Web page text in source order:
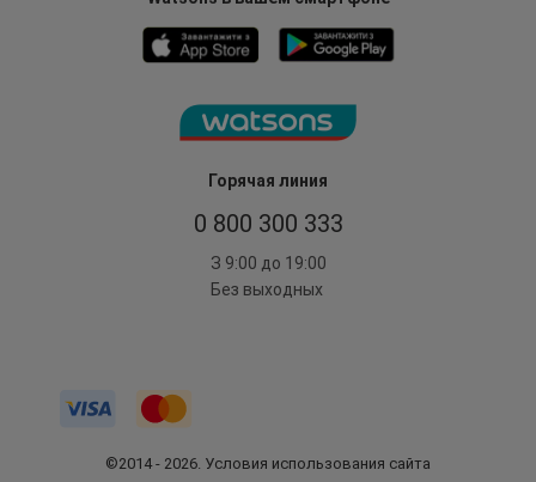
Горячая линия
0 800 300 333
З 9:00 до 19:00
Без выходных
©2014 - 2026. Условия использования сайта